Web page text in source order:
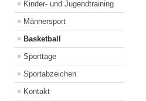
Kinder- und Jugendtraining
Männersport
Basketball
Sporttage
Sportabzeichen
Kontakt